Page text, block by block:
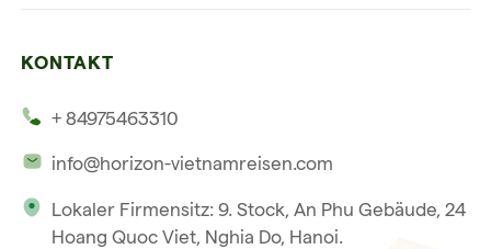
Mehrere Länder
Unsere internationale Tourismuslizenz
KONTAKT
+ 84975463310
info@horizon-vietnamreisen.com
Lokaler Firmensitz: 9. Stock, An Phu Gebäude, 24
Hoang Quoc Viet, Nghia Do, Hanoi.